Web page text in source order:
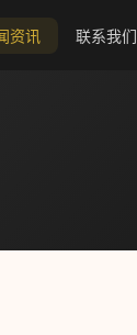
资讯 联系我们